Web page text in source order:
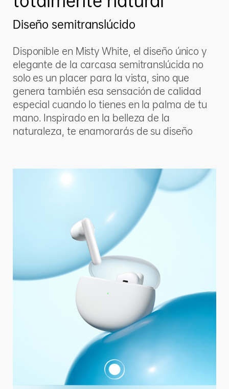
Diseño semitranslúcido
Disponible en Misty White, el diseño único y
elegante de la carcasa semitranslúcida no
solo es un placer para la vista, sino que
genera también esa sensación de calidad
especial cuando lo tienes en la palma de tu
mano. Inspirado en la belleza de la
naturaleza, te enamorarás de su diseño